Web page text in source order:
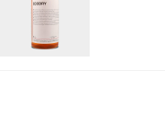
Email: